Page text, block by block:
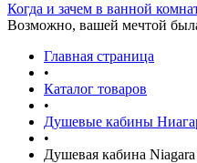
Когда и зачем в ванной
Возможно, вашей мечтой
Главная страница
•
Каталог товаров
•
Душевые кабины
•
Душевая кабина